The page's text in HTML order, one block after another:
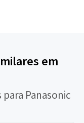
em
Panasonic